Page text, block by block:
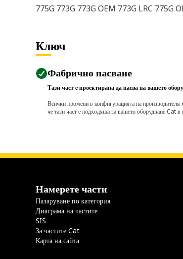
775G 773G 773G OEM 773G LRC 775G
Ключ
Фабрично пасване
Тази част е проектирана да пасва на вашето
Всички промени в конфигурацията на производителя
че тази част е подходяща за вашето оборудване Cat
Намерете части
Пазаруване по категория
Диаграма на частите
SIS
За частите Cat
Карта на сайта